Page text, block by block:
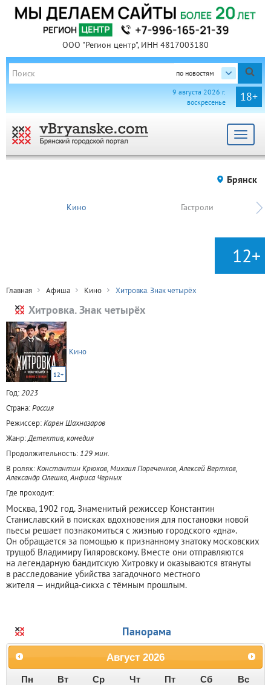
ООО "Регион центр", ИНН 4817003180
по новостям
18+
9 августа 2026 г.
воскресенье
Toggle
Брянск
Кино Гастроли
12+
Главная Афиша Кино Хитровка. Знак четырёх
Хитровка. Знак четырёх
12+
Кино
Год:2023
Страна:Россия
Режиссер:Карен Шахназаров
Жанр:Детектив, комедия
Продолжительность: 129 мин.
В ролях:Константин Крюков, Михаил Пореченков, Алексей Вертков,
Александр Олешко, Анфиса Черных
Где проходит:
Москва, 1902 год. Знаменитый режиссер Константин
Станиславский в поисках вдохновения для постановки новой
пьесы решает познакомиться с жизнью городского «дна».
Он обращается за помощью к признанному знатоку московских
трущоб Владимиру Гиляровскому. Вместе они отправляются
на легендарную бандитскую Хитровку и оказываются втянуты
в расследование убийства загадочного местного
жителя — индийца-сикха с тёмным прошлым.
Панорама
Август 2026
Пн Вт Ср Чт Пт Сб
Вс